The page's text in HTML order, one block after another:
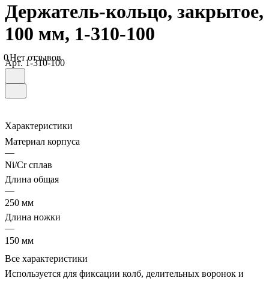
Держатель-кольцо, закрытое,
100 мм, 1-310-100
0Нет отзывов
Арт.1-310-100
Характеристики
Материал корпуса
—
Ni/Cr сплав
Длина общая
—
250 мм
Длина ножки
—
150 мм
Все характеристики
Используется для фиксации колб, делительных воронок и